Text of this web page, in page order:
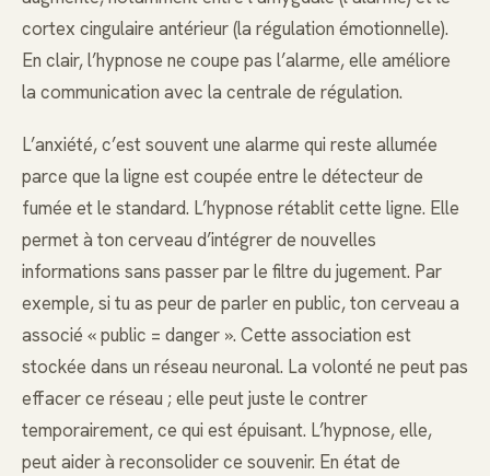
cortex cingulaire antérieur (la régulation émotionnelle).
En clair, l’hypnose ne coupe pas l’alarme, elle améliore
la communication avec la centrale de régulation.
L’anxiété, c’est souvent une alarme qui reste allumée
parce que la ligne est coupée entre le détecteur de
fumée et le standard. L’hypnose rétablit cette ligne. Elle
permet à ton cerveau d’intégrer de nouvelles
informations sans passer par le filtre du jugement. Par
exemple, si tu as peur de parler en public, ton cerveau a
associé « public = danger ». Cette association est
stockée dans un réseau neuronal. La volonté ne peut pas
effacer ce réseau ; elle peut juste le contrer
temporairement, ce qui est épuisant. L’hypnose, elle,
peut aider à reconsolider ce souvenir. En état de